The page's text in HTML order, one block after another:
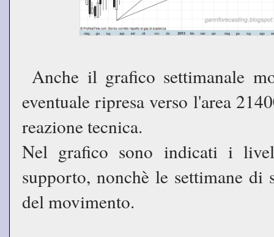
Anche il grafico settimanale
eventuale ripresa verso l'area
reazione tecnica.
Nel grafico sono indicati i
supporto, nonchè le settimane di
del movimento.